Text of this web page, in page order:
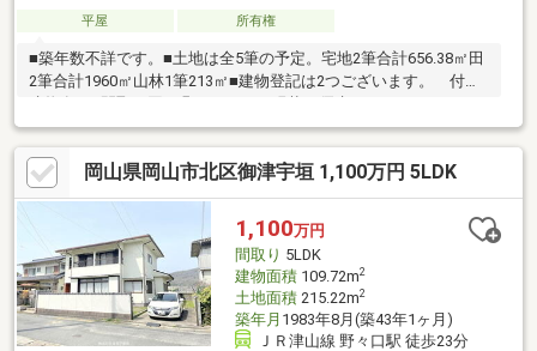
平屋 所有権
■築年数不詳です。■土地は全5筆の予定。宅地2筆合計656.38㎡田
2筆合計1960㎡山林1筆213㎡■建物登記は2つございます。 付属
岡山県岡山市北区御津宇垣 1,100万円 5LDK
1,100万円
間取り 5LDK
建物面積109.72m2
土地面積215.22m2
築年月 1983年8月(築43年1ヶ月)
ＪＲ津山線 野々口駅 徒歩23分